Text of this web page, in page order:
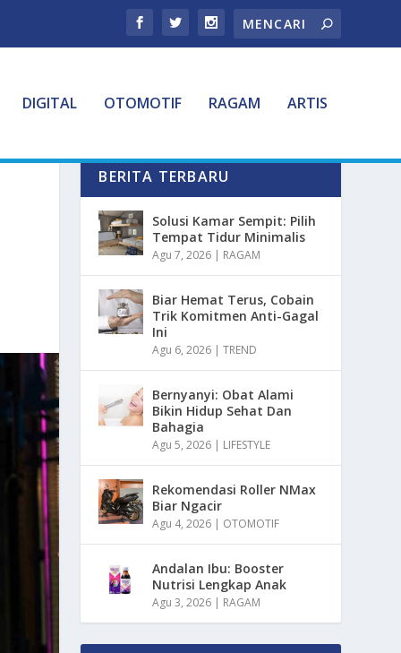
DIGITAL OTOMOTIF RAGAM ARTIS
BERITA TERBARU
Solusi Kamar Sempit: Pilih
Tempat Tidur Minimalis
Agu 7, 2026 | RAGAM
Biar Hemat Terus, Cobain
Trik Komitmen Anti-Gagal
Ini
Agu 6, 2026 |TREND
Bernyanyi: Obat Alami
Bikin Hidup Sehat Dan
Bahagia
Agu 5, 2026 | LIFESTYLE
Rekomendasi Roller NMax
Biar Ngacir
Agu 4, 2026 | OTOMOTIF
Andalan Ibu: Booster
Nutrisi Lengkap Anak
Agu 3, 2026 | RAGAM